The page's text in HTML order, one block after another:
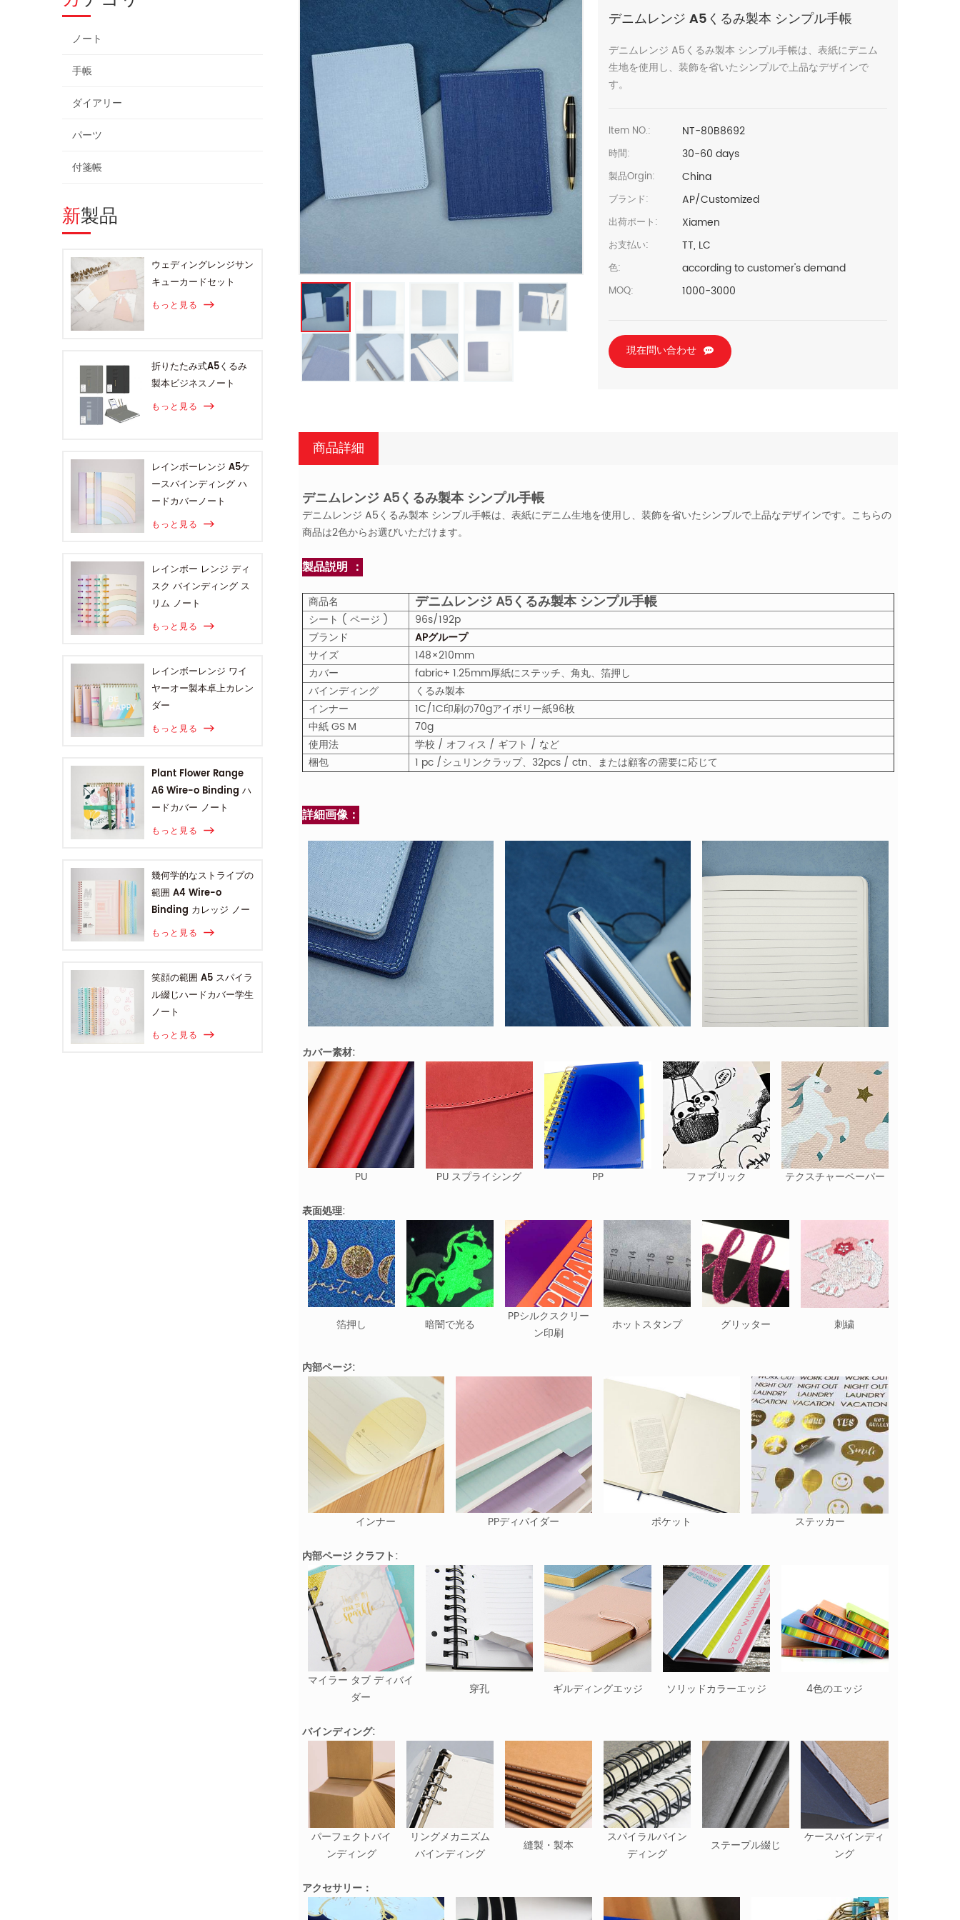
ノート
手帳
ダイアリー
パーツ
付箋帳
新製品
ウェディングレンジサン
キューカードセット
もっと見る
折りたたみ式A5くるみ
製本ビジネスノート
もっと見る
レインボーレンジ A5ケ
ースバインディング ハ
ードカバーノート
もっと見る
レインボー レンジ ディ
スク バインディング ス
リム ノート
もっと見る
レインボーレンジ ワイ
ヤーオー製本卓上カレン
ダー
もっと見る
Plant Flower Range
A6 Wire-o Binding ハ
ードカバー ノート
もっと見る
幾何学的なストライプの
範囲 A4 Wire-o
Binding カレッジ ノー
ト
もっと見る
笑顔の範囲 A5 スパイラ
ル綴じハードカバー学生
ノート
もっと見る
デニムレンジ A5くるみ製本 シンプル手帳
デニムレンジ A5くるみ製本 シンプル手帳は、表紙にデニム
生地を使用し、装飾を省いたシンプルで上品なデザインで
す。
Item NO.: NT-80B8692
時間: 30-60 days
製品Orgin: China
ブランド: AP/Customized
出荷ポート: Xiamen
お支払い: TT, LC
色: according to customer's demand
MOQ: 1000-3000
現在問い合わせ
商品詳細
デニムレンジ A5くるみ製本 シンプル手帳
デニムレンジ A5くるみ製本 シンプル手帳は、表紙にデニム生地を使用し、装飾を省いたシンプルで上品なデザインです。こちらの
商品は2色からお選びいただけます。
製品説明 ：
商品名 デニムレンジ A5くるみ製本 シンプル手帳
シート ( ページ )
96s/192p
ブランド
APグループ
サイズ
148×210mm
カバー
fabric+ 1.25mm厚紙にステッチ、角丸、箔押し
バインディング
くるみ製本
インナー
1C/1C印刷の70gアイボリー紙96枚
中紙GS M
70g
使用法
学校 / オフィス / ギフト / など
梱包
1 pc /シュリンクラップ、32pcs / ctn、または顧客の需要に応じて
詳細画像：
カバー素材:
PU PU スプライシング PP ファブリック テクスチャーペーパー
表面処理:
箔押し 暗闇で光る
PPシルクスクリー
ン印刷
ホットスタンプ グリッター 刺繍
内部ページ:
インナー PPディバイダー ポケット ステッカー
内部ページ クラフト:
マイラー タブ ディバイ
ダー
穿孔 ギルディングエッジ ソリッドカラーエッジ 4色のエッジ
バインディング:
パーフェクトバイ
ンディング
リングメカニズム
バインディング
縫製・製本
スパイラルバイン
ディング
ステープル綴じ
ケースバインディ
ング
アクセサリー：